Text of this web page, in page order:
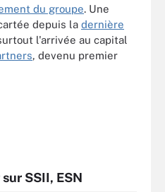
du groupe. Une
depuis la dernière
l'arrivée au capital
, devenu premier
SSII, ESN